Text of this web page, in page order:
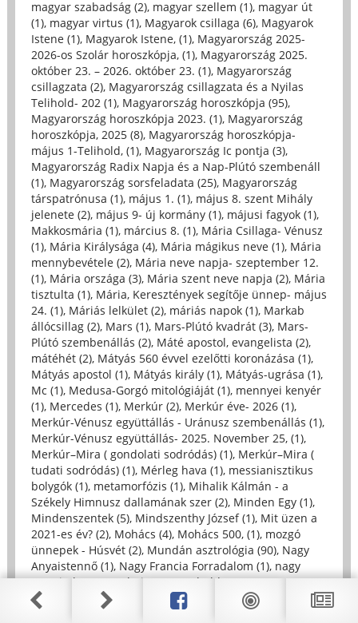
magyar szabadság (2), magyar szellem (1), magyar út
(1), magyar virtus (1), Magyarok csillaga (6), Magyarok
Istene (1), Magyarok Istene, (1), Magyarország 2025-
2026-os Szolár horoszkópja, (1), Magyarország 2025.
október 23. – 2026. október 23. (1), Magyarország
csillagzata (2), Magyarország csillagzata és a Nyilas
Telihold- 202 (1), Magyarország horoszkópja (95),
Magyarország horoszkópja 2023. (1), Magyarország
horoszkópja, 2025 (8), Magyarország horoszkópja-
május 1-Telihold, (1), Magyarország Ic pontja (3),
Magyarország Radix Napja és a Nap-Plútó szembenáll
(1), Magyarország sorsfeladata (25), Magyarország
társpatrónusa (1), május 1. (1), május 8. szent Mihály
jelenete (2), május 9- új kormány (1), májusi fagyok (1),
Makkosmária (1), március 8. (1), Mária Csillaga- Vénusz
(1), Mária Királysága (4), Mária mágikus neve (1), Mária
mennybevétele (2), Mária neve napja- szeptember 12.
(1), Mária országa (3), Mária szent neve napja (2), Mária
tisztulta (1), Mária, Keresztények segítője ünnep- május
24. (1), Máriás lelkület (2), máriás napok (1), Markab
állócsillag (2), Mars (1), Mars-Plútó kvadrát (3), Mars-
Plútó szembenállás (2), Máté apostol, evangelista (2),
mátéhét (2), Mátyás 560 évvel ezelőtti koronázása (1),
Mátyás apostol (1), Mátyás király (1), Mátyás-ugrása (1),
Mc (1), Medusa-Gorgó mitológiáját (1), mennyei kenyér
(1), Mercedes (1), Merkúr (2), Merkúr éve- 2026 (1),
Merkúr-Vénusz együttállás - Uránusz szembenállás (1),
Merkúr-Vénusz együttállás- 2025. November 25, (1),
Merkúr–Mira ( gondolati sodródás) (1), Merkúr–Mira (
tudati sodródás) (1), Mérleg hava (1), messianisztikus
bolygók (1), metamorfózis (1), Mihalik Kálmán - a
Székely Himnusz dallamának szer (2), Minden Egy (1),
Mindenszentek (5), Mindszenthy József (1), Mit üzen a
2021-es év? (2), Mohács (4), Mohács 500, (1), mozgó
ünnepek - Húsvét (2), Mundán asztrológia (90), Nagy
Anyaistennő (1), Nagy Francia Forradalom (1), nagy
tranzitok (2),Nagyböjt (2),Nagyboldogasszony (6),
Nagyboldogasszony napja (1), Nagycsütörtök (2)
Nándoerfehérvár (2)
Nándorfehérvári diadal (4)